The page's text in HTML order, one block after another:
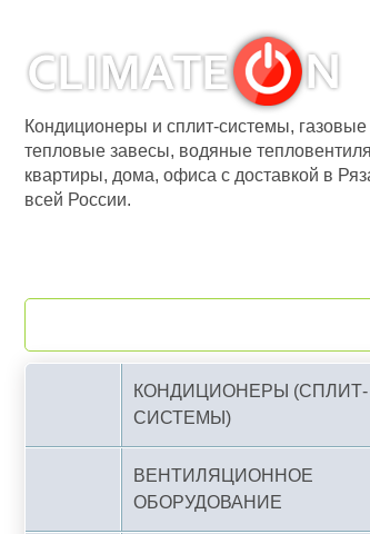
Кондиционеры и сплит-системы, газовые
тепловые завесы, водяные
квартиры, дома, офиса с доставкой в
всей России.
КОНДИЦИОНЕРЫ (СПЛИТ-
СИСТЕМЫ)
ВЕНТИЛЯЦИОННОЕ
ОБОРУДОВАНИЕ